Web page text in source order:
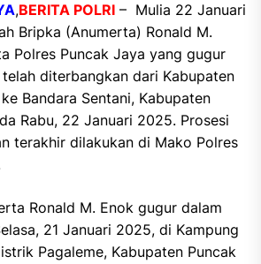
,BERITA POLRI– Mulia 22 Januari
Bripka (Anumerta) Ronald M.
Polres Puncak Jaya yang gugur
diterbangkan dari Kabupaten
Bandara Sentani, Kabupaten
Rabu, 22 Januari 2025. Prosesi
terakhir dilakukan di Mako Polres
Ronald M. Enok gugur dalam
21 Januari 2025, di Kampung
Pagaleme, Kabupaten Puncak